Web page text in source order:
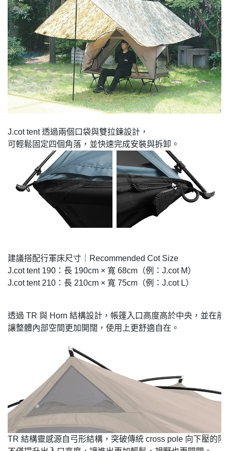
J.cot tent 透過兩個口袋與雙拉鍊設計，
建議搭配行軍床尺寸｜Recommended Cot Size
J.cot tent 190：長 190cm × 寬 68cm（例：J.cot M）
J.cot tent 210：長 210cm × 寬 75cm（例：J.cot L）
透過 TR 與 Horn 結構設計，帳篷入口高度高於中央，並在前
TR 結構靈感源自弓形結構，突破傳統 cross pole 向下壓的